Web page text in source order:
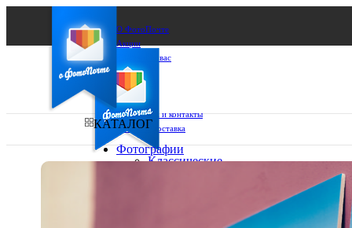
О ФотоПочте
Акции
Сделаем за вас
Бизнесу
FAQ
Франшиза
Поддержка и контакты
Оплата и доставка
КАТАЛОГ
Фотографии
Классические